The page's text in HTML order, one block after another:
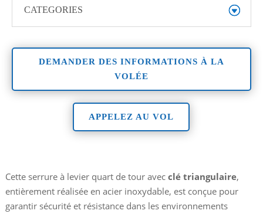
CATEGORIES
DEMANDER DES INFORMATIONS À LA
VOLÉE
APPELEZ AU VOL
Cette serrure à levier quart de tour avec clé triangulaire,
entièrement réalisée en acier inoxydable, est conçue pour
garantir sécurité et résistance dans les environnements